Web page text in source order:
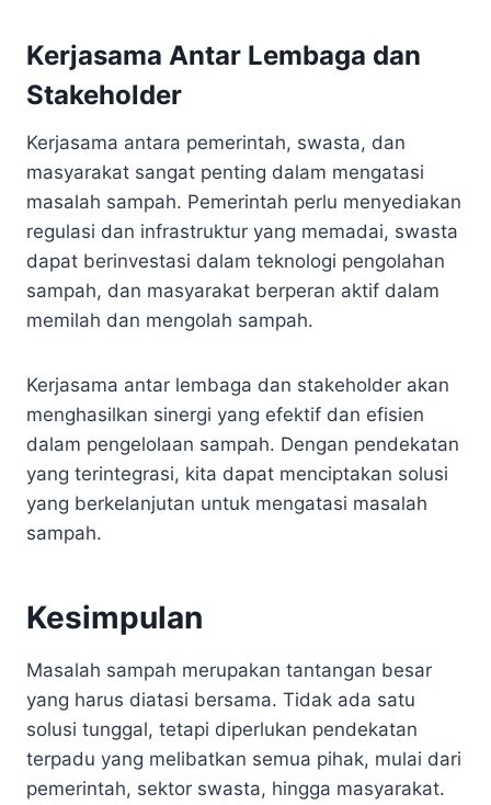
Kerjasama Antar Lembaga dan
Stakeholder
Kerjasama antara pemerintah, swasta, dan
masyarakat sangat penting dalam mengatasi
masalah sampah. Pemerintah perlu menyediakan
regulasi dan infrastruktur yang memadai, swasta
dapat berinvestasi dalam teknologi pengolahan
sampah, dan masyarakat berperan aktif dalam
memilah dan mengolah sampah.
Kerjasama antar lembaga dan stakeholder akan
menghasilkan sinergi yang efektif dan efisien
dalam pengelolaan sampah. Dengan pendekatan
yang terintegrasi, kita dapat menciptakan solusi
yang berkelanjutan untuk mengatasi masalah
sampah.
Kesimpulan
Masalah sampah merupakan tantangan besar
yang harus diatasi bersama. Tidak ada satu
solusi tunggal, tetapi diperlukan pendekatan
terpadu yang melibatkan semua pihak, mulai dari
pemerintah, sektor swasta, hingga masyarakat.